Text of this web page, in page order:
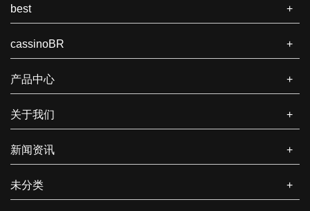
纸箱定做方法及注意事项
纸箱定做方法及注意事项 在定做纸箱时，为确保成品满足使用需
提高纸箱包装效率并降低成本对于生产和物流过程都至关重要。
在竞争激烈的包装纸盒市场，质量是包装纸盒厂家的生命线。厂
best +
cassinoBR +
产品中心 +
关于我们 +
新闻资讯 +
未分类 +